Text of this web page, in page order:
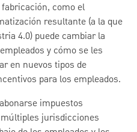
como el
resultante (a la que
4.0) puede cambiar la
y cómo se les
en nuevos tipos de
para los empleados.
impuestos
jurisdicciones